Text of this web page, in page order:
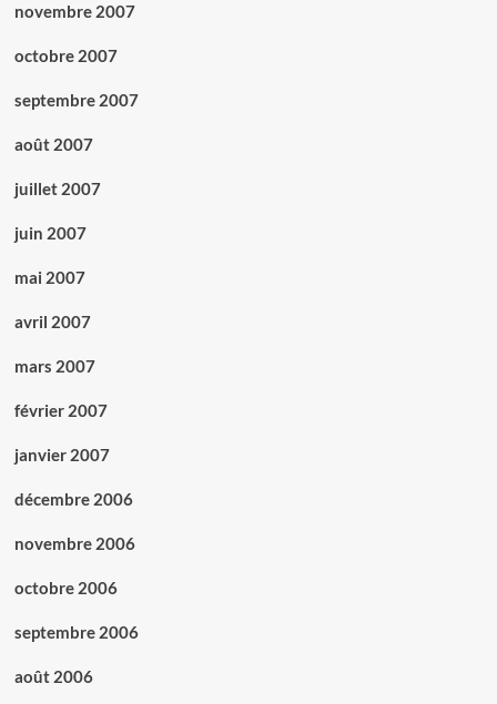
novembre 2007
octobre 2007
septembre 2007
août 2007
juillet 2007
juin 2007
mai 2007
avril 2007
mars 2007
février 2007
janvier 2007
décembre 2006
novembre 2006
octobre 2006
septembre 2006
août 2006